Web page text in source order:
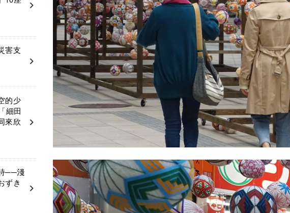
害支
的少
細田
來欣
──淺
ずき